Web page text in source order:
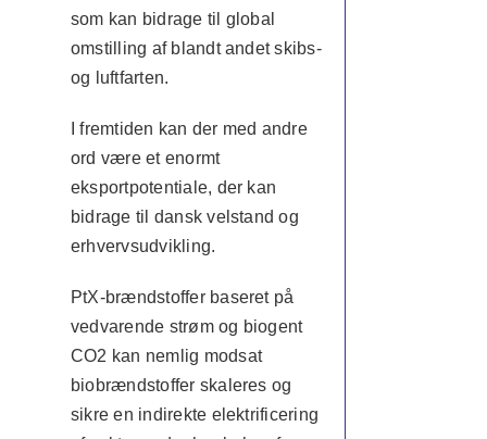
som kan bidrage til global
omstilling af blandt andet skibs-
og luftfarten.
I fremtiden kan der med andre
ord være et enormt
eksportpotentiale, der kan
bidrage til dansk velstand og
erhvervsudvikling.
PtX-brændstoffer baseret på
vedvarende strøm og biogent
CO2 kan nemlig modsat
biobrændstoffer skaleres og
sikre en indirekte elektrificering